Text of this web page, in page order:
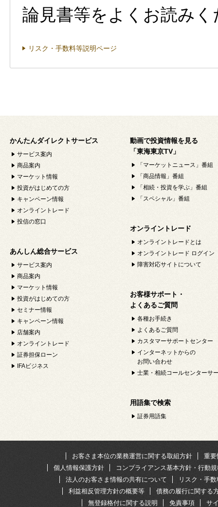
論見書等をよくお読みく
リスク・手数料等説明ページ
かんたんダイレクトサービス
サービス案内
商品案内
マーケット情報
投資がはじめての方
キャンペーン情報
オンライントレード
投信の窓口
あんしん総合サービス
サービス案内
商品案内
マーケット情報
投資がはじめての方
セミナー情報
キャンペーン情報
店舗案内
オンライントレード
証券担保ローン
IFAビジネス
動画で投資情報を見る
「東海東京TV」
「マーケットニュース」番組
「商品情報」番組
「相続・投資を学ぶ」番組
「スペシャル」番組
オンライントレード
オンライントレードとは
オンライントレード ログイン
障害対応サイトについて
お客様サポート・
よくあるご質問
各種お手続き
よくあるご質問
カスタマーサポートセンター
インターネットからの
お問い合わせ
士業・相続コールセンターサ
用語集で検索
証券用語集
お客さま本位の業務運営に関する取組方針
重要
個人情報保護方針
コンプライアンス基本方針・行動
法人のお客さま情報の共有について
リスク・手
利益相反管理方針の概要等
債務の履行に関する
無登録格付に関する説明
免責事項 サ